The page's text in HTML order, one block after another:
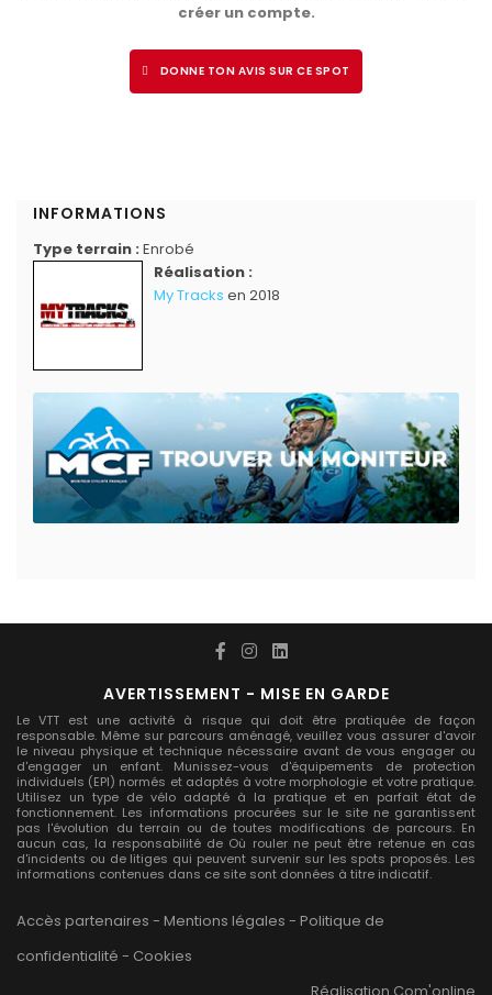
créer un compte.
DONNE TON AVIS SUR CE SPOT
INFORMATIONS
Type terrain : Enrobé
Réalisation :
My Tracks en 2018
AVERTISSEMENT - MISE EN GARDE
Le VTT est une activité à risque qui doit être pratiquée de façon
responsable. Même sur parcours aménagé, veuillez vous assurer d'avoir
le niveau physique et technique nécessaire avant de vous engager ou
d'engager un enfant. Munissez-vous d'équipements de protection
individuels (EPI) normés et adaptés à votre morphologie et votre pratique.
Utilisez un type de vélo adapté à la pratique et en parfait état de
fonctionnement. Les informations procurées sur le site ne garantissent
pas l'évolution du terrain ou de toutes modifications de parcours. En
aucun cas, la responsabilité de Où rouler ne peut être retenue en cas
d'incidents ou de litiges qui peuvent survenir sur les spots proposés. Les
informations contenues dans ce site sont données à titre indicatif.
Accès partenaires - Mentions légales - Politique de
confidentialité - Cookies